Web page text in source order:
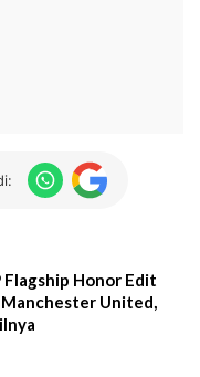
Flagship Honor Edit
United,